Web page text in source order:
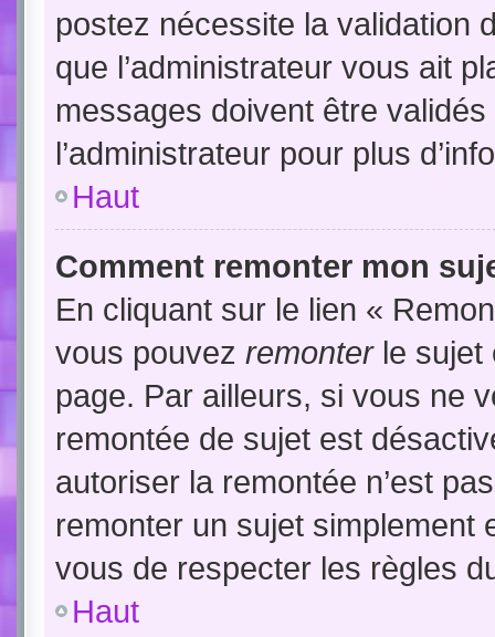
postez nécessite la validation
que l’administrateur vous ait
messages doivent être
l’administrateur pour plus
Haut
Comment remonter mon
En cliquant sur le lien «
vous pouvez remonterle sujet
page. Par ailleurs, si vous ne
remontée de sujet est
autoriser la remontée n’est
remonter un sujet simplement
vous de respecter les règles
Haut